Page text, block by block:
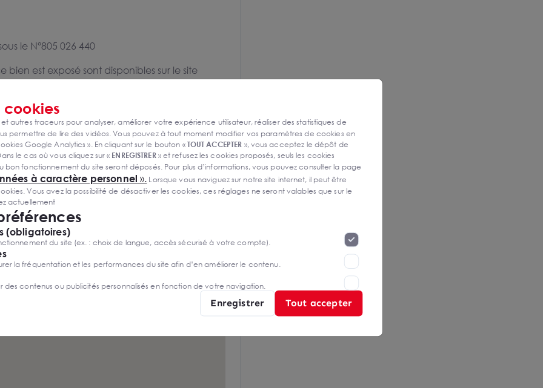
le N°805 026 440
bien est exposé sont disponibles sur le site
cookies
et autres traceurs pour analyser, améliorer votre expérience utilisateur, réaliser des statistiques de
permettre de lire des vidéos. Vous pouvez à tout moment modifier vos paramètres de cookies en
Google Analytics ». En cliquant sur le bouton «TOUT ACCEPTER », vous acceptez le dépôt de
le cas où vous cliquez sur « ENREGISTRER» et refusez les cookies proposés, seuls les cookies
bon fonctionnement du site seront déposés. Pour plus d’informations, vous pouvez consulter la page
à caractère personnel ». Lorsque vous naviguez sur notre site internet, il peut être
Vous avez la possibilité de désactiver les cookies, ces réglages ne seront valables que sur le
actuellement
(obligatoires)
du site (ex. : choix de langue, accès sécurisé à votre compte).
la fréquentation et les performances du site afin d’en améliorer le contenu.
des contenus ou publicités personnalisés en fonction de votre navigation.
Enregistrer Tout accepter